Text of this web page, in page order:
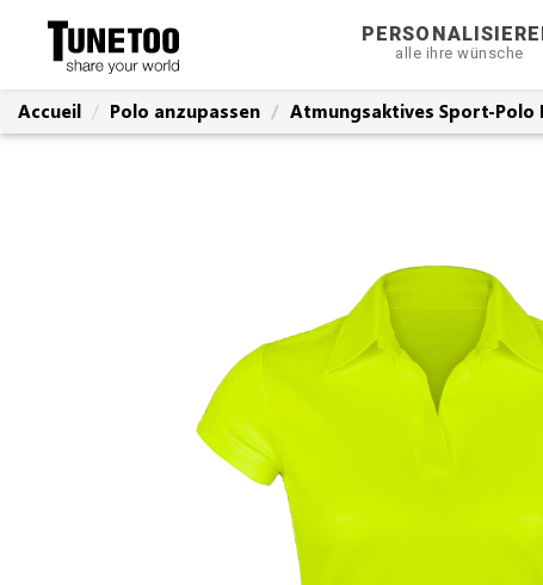
alle ihre wünsche
Accueil Polo anzupassen Atmungsaktives Sport-Polo